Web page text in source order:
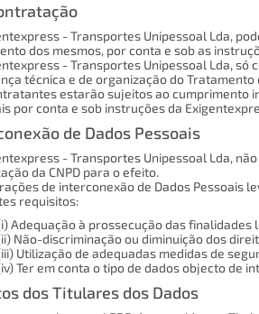
- Transportes Unipessoal Lda,
dos mesmos, por conta e sob as
- Transportes Unipessoal Lda,
técnica e de organização do
estarão sujeitos ao cumprimento
por conta e sob instruções da
de Dados Pessoais
- Transportes Unipessoal Lda,
da CNPD para o efeito.
de interconexão de Dados Pessoais
requisitos:
Adequação à prossecução das
Não-discriminação ou diminuição dos
Utilização de adequadas medidas de
Ter em conta o tipo de dados objecto de
dos Titulares dos Dados